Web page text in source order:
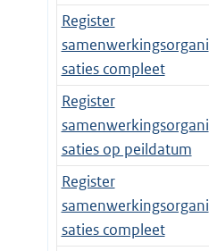
Register
samenwerkingsorgani
saties compleet
Register
samenwerkingsorgani
saties op peildatum
Register
samenwerkingsorgani
saties compleet